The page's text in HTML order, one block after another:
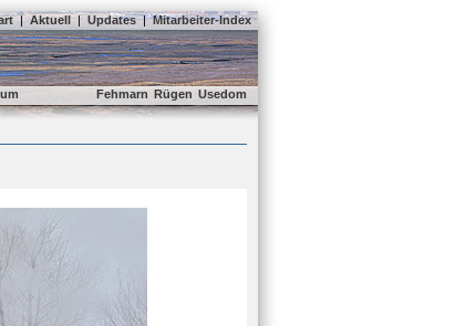
| Aktuell | Updates | Mitarbeiter-Index
Fehmarn Rügen Usedom